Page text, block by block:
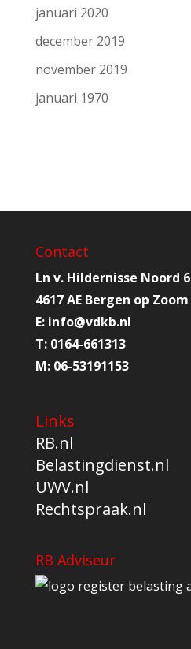
januari 2020
december 2019
november 2019
januari 1970
Contact
Ln v. Hildernisse Noord 6
4617 AE Bergen op Zoom
E: info@vdkb.nl
T: 0164-661313
M: 06-53191153
Links
RB.nl
Belastingdienst.nl
UWV.nl
Rechtspraak.nl
RB Adviseur